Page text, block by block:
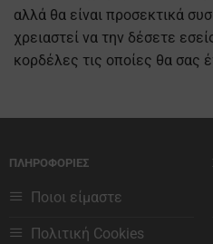
αλλά θα είναι προσεκτικά
χρειαστεί να την δέσετε
κορδέλες τις οποίες θα σας
ΠΛΗΡΟΦΟΡΙΕΣ
Ποιοι είμαστε
Πολιτική Cookies